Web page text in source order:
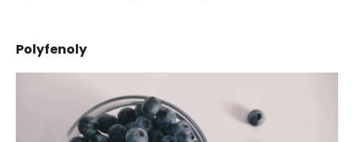
Polyfenoly